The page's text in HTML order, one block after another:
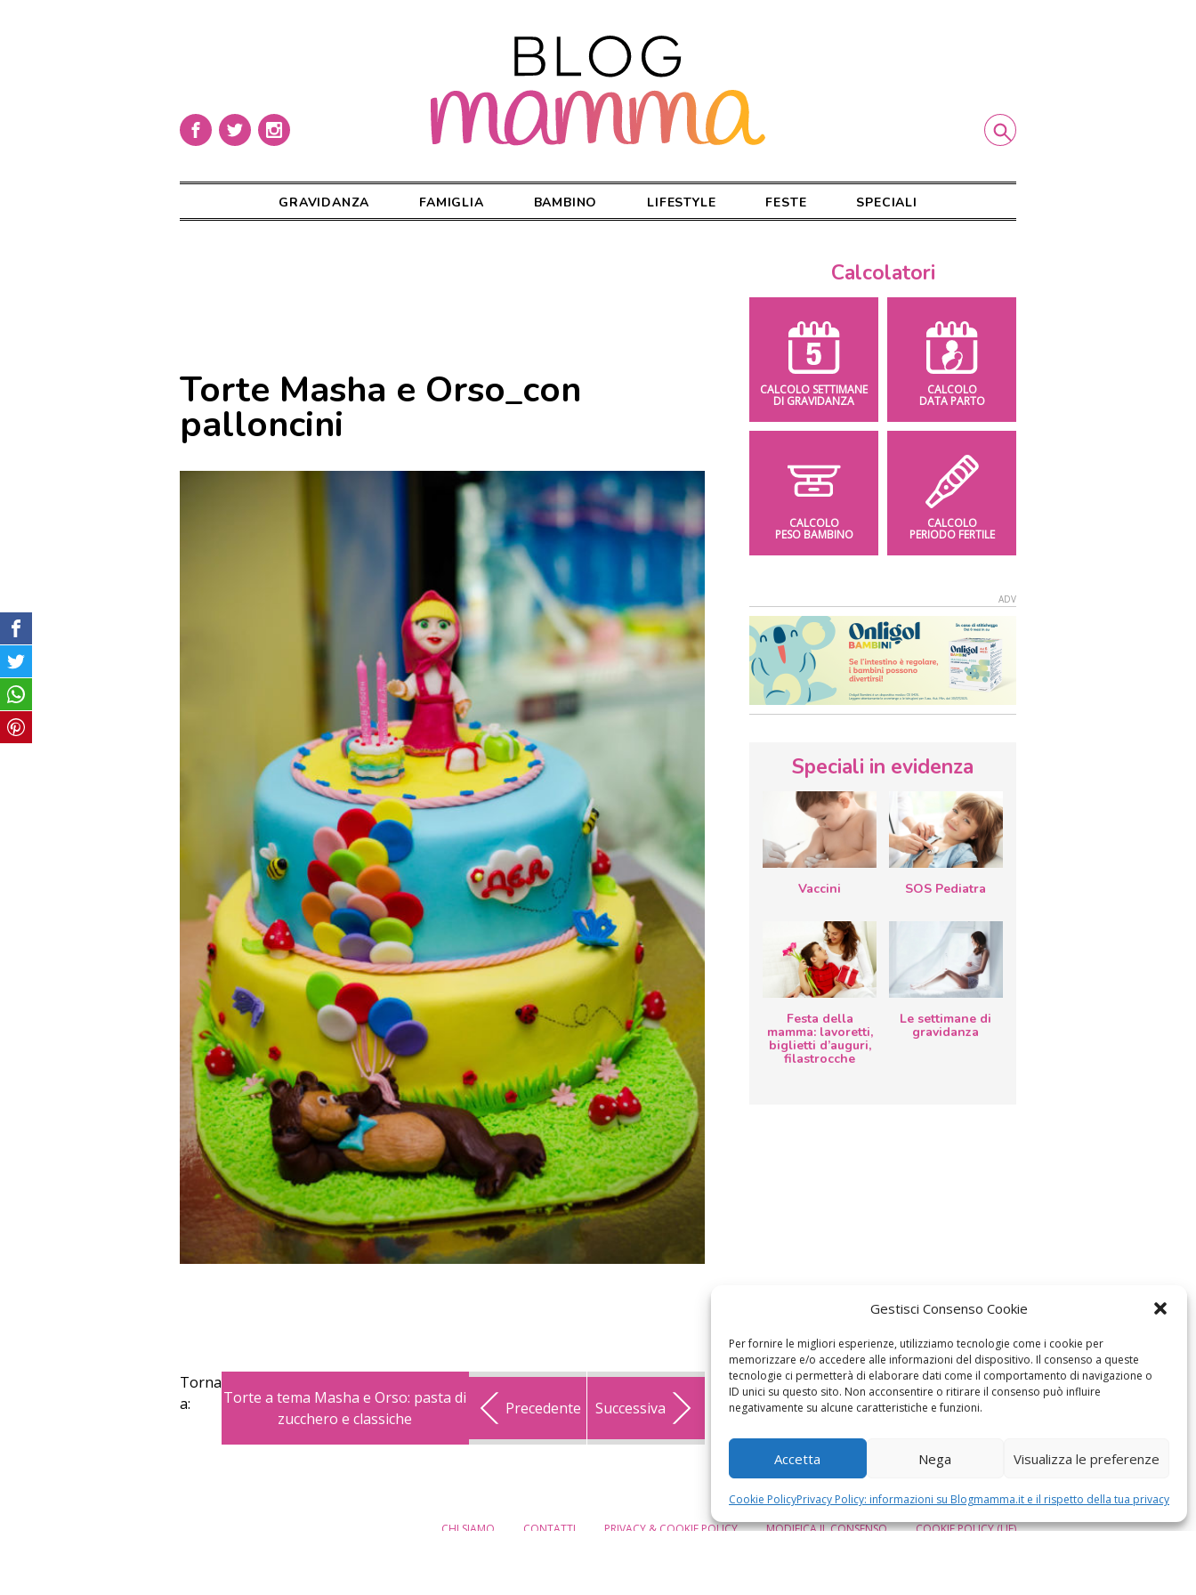
Gestisci Consenso Cookie
Per fornire le migliori esperienze, utilizziamo tecnologie come i cookie per
memorizzare e/o accedere alle informazioni del dispositivo. Il consenso a queste
tecnologie ci permetterà di elaborare dati come il comportamento di navigazione o
ID unici su questo sito. Non acconsentire o ritirare il consenso può influire
negativamente su alcune caratteristiche e funzioni.
Accetta Nega Visualizza le preferenze
Cookie PolicyPrivacy Policy: informazioni su Blogmamma.it e il rispetto della tua privacy
GRAVIDANZA FAMIGLIA BAMBINO LIFESTYLE FESTE SPECIALI
Torte Masha e Orso_con
palloncini
Torna
a:
Torte a tema Masha e Orso: pasta di
zucchero e classiche
Precedente Successiva
Calcolatori
CALCOLO SETTIMANE
DI GRAVIDANZA
CALCOLO
DATA PARTO
CALCOLO
PESO BAMBINO
CALCOLO
PERIODO FERTILE
Speciali in evidenza
Vaccini SOS Pediatra
Festa della
mamma: lavoretti,
biglietti d’auguri,
filastrocche
Le settimane di
gravidanza
CHI SIAMO CONTATTI PRIVACY & COOKIE POLICY MODIFICA IL CONSENSO COOKIE POLICY (UE)